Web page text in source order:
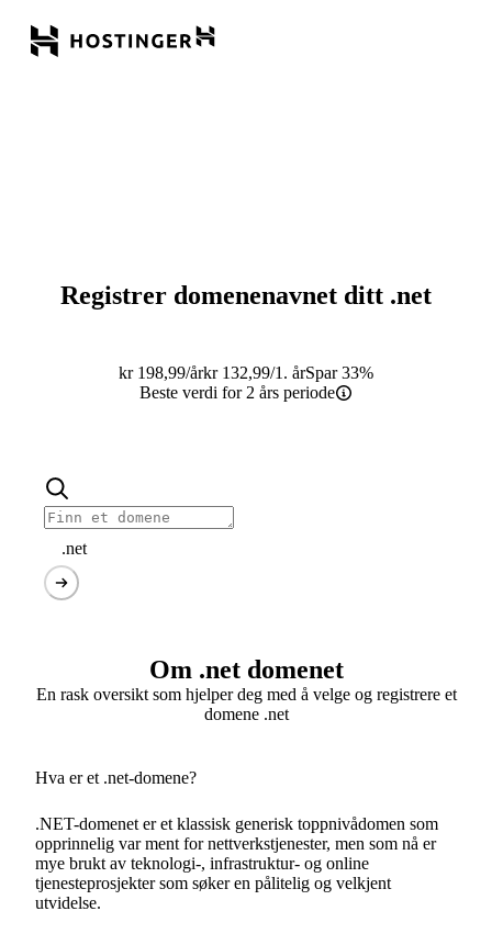
Registrer domenenavnet ditt .net
kr 198,99/årkr 132,99/1. årSpar 33%
Beste verdi for 2 års periode
.net
Om .net domenet
En rask oversikt som hjelper deg med å velge og registrere et
domene .net
Hva er et .net-domene?
.NET-domenet er et klassisk generisk toppnivådomen som
opprinnelig var ment for nettverkstjenester, men som nå er
mye brukt av teknologi-, infrastruktur- og online
tjenesteprosjekter som søker en pålitelig og velkjent
utvidelse.